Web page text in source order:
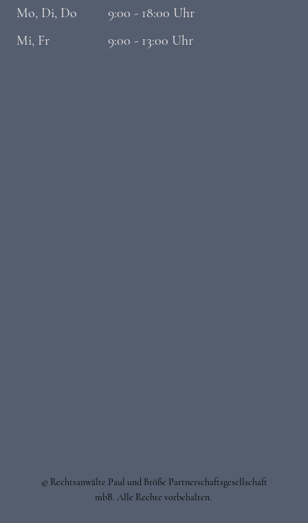
Mo, Di, Do 9:00 - 18:00 Uhr
Mi, Fr 9:00 - 13:00 Uhr
© Rechtsanwälte Paul und Bröße Partnerschaftsgesellschaft
mbB. Alle Rechte vorbehalten.